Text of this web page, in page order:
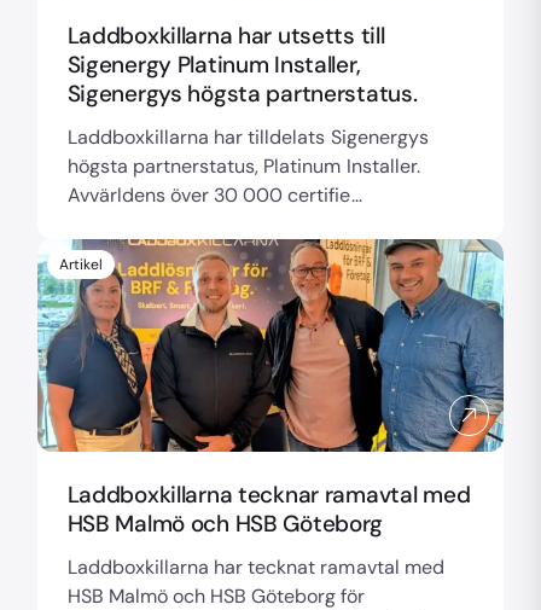
Laddboxkillarna har utsetts till
Sigenergy Platinum Installer,
Sigenergys högsta partnerstatus.
Laddboxkillarna har tilldelats Sigenergys
högsta partnerstatus, Platinum Installer.
Avvärldens över 30 000 certifie...
Artikel
Laddboxkillarna tecknar ramavtal med
HSB Malmö och HSB Göteborg
Laddboxkillarna har tecknat ramavtal med
HSB Malmö och HSB Göteborg för